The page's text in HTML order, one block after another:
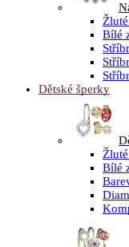
Bílé
Dětské šperky
Bílé